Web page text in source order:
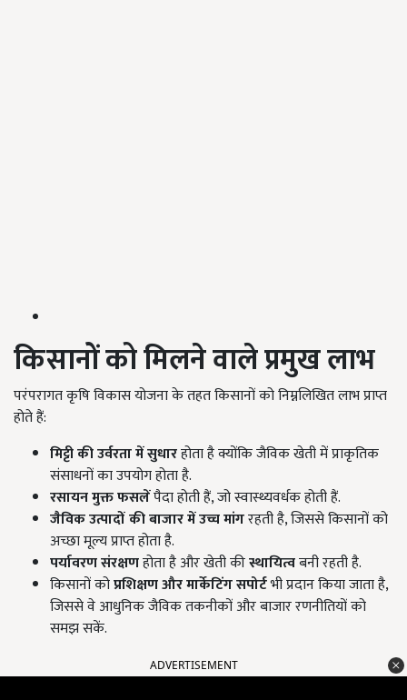
किसानों को मिलने वाले प्रमुख लाभ
परंपरागत कृषि विकास योजना के तहत किसानों को निम्नलिखित लाभ प्राप्त
होते हैं:
मिट्टी की उर्वरता में सुधारहोता है क्योंकि जैविक खेती में प्राकृतिक
संसाधनों का उपयोग होता है.
रसायन मुक्त फसलेंपैदा होती हैं, जो स्वास्थ्यवर्धक होती हैं.
जैविक उत्पादों की बाजार में उच्च मांगरहती है, जिससे किसानों को
अच्छा मूल्य प्राप्त होता है.
पर्यावरण संरक्षणहोता है और खेती कीस्थायित्वबनी रहती है.
किसानों कोप्रशिक्षण और मार्केटिंग सपोर्टभी प्रदान किया जाता है,
जिससे वे आधुनिक जैविक तकनीकों और बाजार रणनीतियों को
समझ सकें.
ADVERTISEMENT